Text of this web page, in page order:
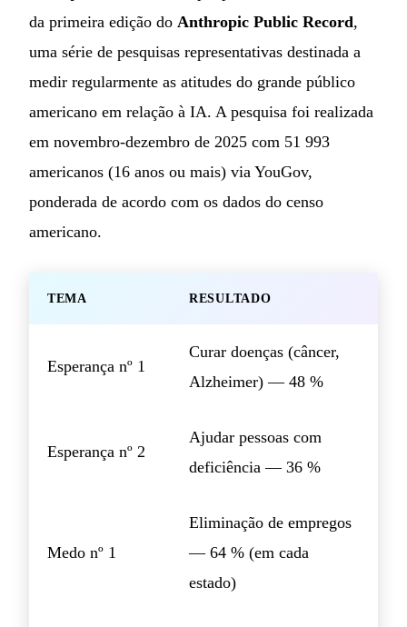
da primeira edição do Anthropic Public Record,
uma série de pesquisas representativas destinada a
medir regularmente as atitudes do grande público
americano em relação à IA. A pesquisa foi realizada
em novembro-dezembro de 2025 com 51 993
americanos (16 anos ou mais) via YouGov,
ponderada de acordo com os dados do censo
americano.
TEMA RESULTADO
Esperança nº 1
Curar doenças (câncer,
Alzheimer) — 48 %
Esperança nº 2
Ajudar pessoas com
deficiência — 36 %
Medo nº 1
Eliminação de empregos
— 64 % (em cada
estado)